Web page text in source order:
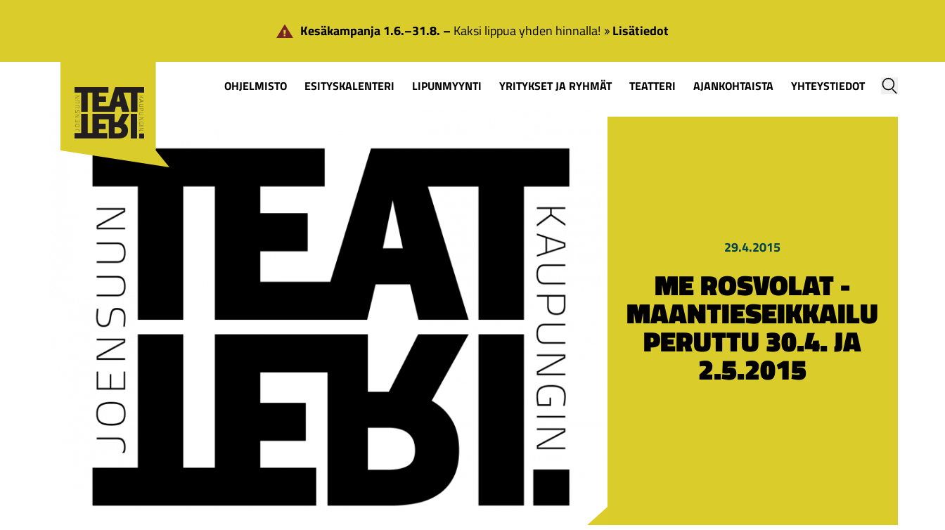
Kesäkampanja 1.6.–31.8. – Kaksi lippua yhden hinnalla! Lisätiedot
OHJELMISTO ESITYSKALENTERI LIPUNMYYNTI YRITYKSET JA RYHMÄT TEATTERI AJANKOHTAISTA YHTEYSTIEDOT
29.4.2015
ME ROSVOLAT -
MAANTIESEIKKAILU
PERUTTU 30.4. JA
2.5.2015